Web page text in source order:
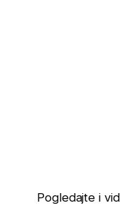
Pogledajte i